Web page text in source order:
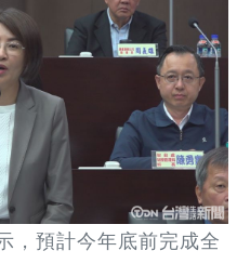
，預計今年底前完成全